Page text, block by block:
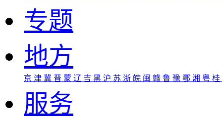
专题
地方
京 津 冀 晋 蒙 辽 吉 黑 沪 苏 浙 皖 闽 赣 鲁 豫 鄂 湘 粤 桂
服务